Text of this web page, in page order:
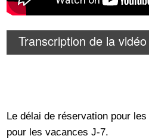
Transcription de la vidéo
Le délai de réservation pour
pour les vacances J-7.